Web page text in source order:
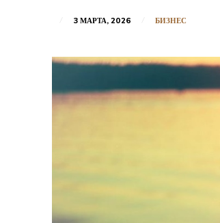
3 МАРТА, 2026 БИЗНЕС